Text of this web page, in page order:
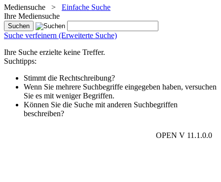
Mediensuche > Einfache Suche
Ihre Mediensuche
Suche verfeinern (Erweiterte Suche)
Ihre Suche erzielte keine Treffer.
Suchtipps:
Stimmt die Rechtschreibung?
Wenn Sie mehrere Suchbegriffe eingegeben haben, versuchen
Sie es mit weniger Begriffen.
Können Sie die Suche mit anderen Suchbegriffen
beschreiben?
OPEN V 11.1.0.0